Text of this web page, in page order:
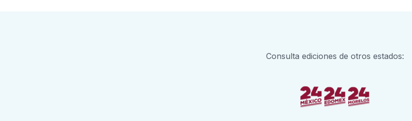
Consulta ediciones de otros estados: